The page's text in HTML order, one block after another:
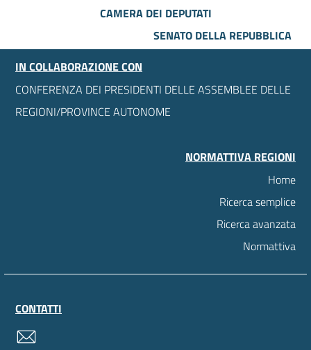
CAMERA DEI DEPUTATI
SENATO DELLA REPUBBLICA
IN COLLABORAZIONE CON
CONFERENZA DEI PRESIDENTI DELLE ASSEMBLEE DELLE
REGIONI/PROVINCE AUTONOME
NORMATTIVA REGIONI
Home
Ricerca semplice
Ricerca avanzata
Normattiva
CONTATTI